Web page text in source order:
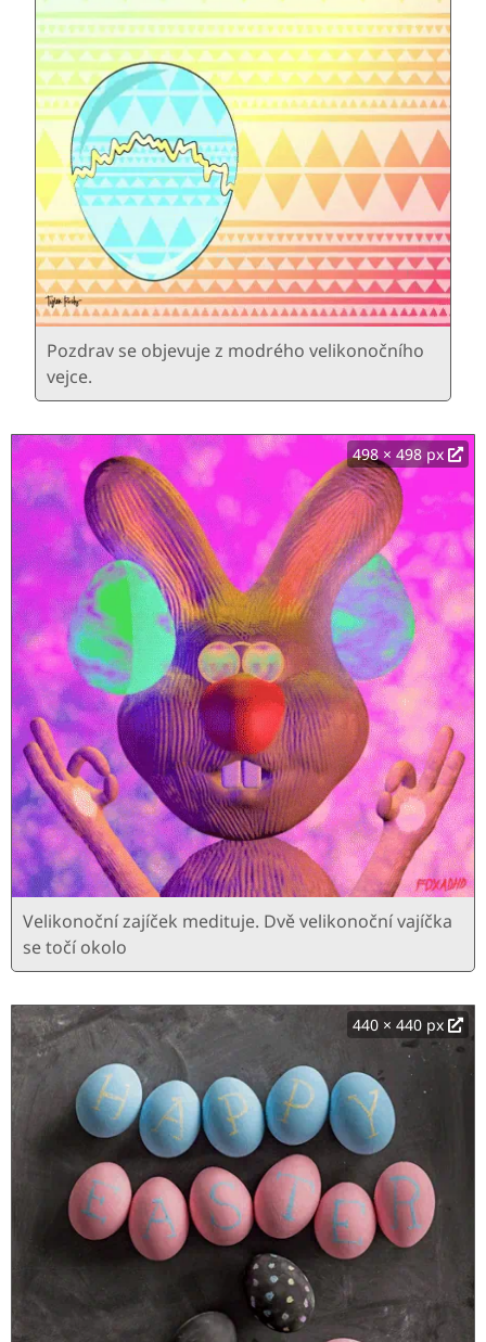
Pozdrav se objevuje z modrého velikonočního
vejce.
498 × 498 px
Velikonoční zajíček medituje. Dvě velikonoční vajíčka
se točí okolo
440 × 440 px